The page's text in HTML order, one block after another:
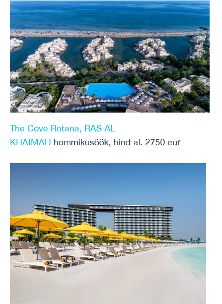
The Cove Rotana, RAS AL
KHAIMAH hommikusöök, hind al. 2750 eur